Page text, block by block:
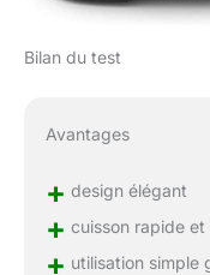
Bilan du test
Avantages
+ design élégant
+ cuisson rapide
+ utilisation simple